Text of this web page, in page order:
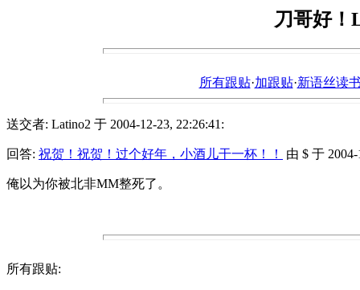
刀哥好
所有跟贴·加跟贴·新语丝读
送交者: Latino2 于 2004-12-23, 22:26:41:
回答: 祝贺！祝贺！过个好年，小酒儿干一杯！！ 由 $ 于
俺以为你被北非MM整死了。
所有跟贴: